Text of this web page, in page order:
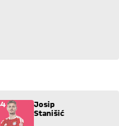
für Josip Stanišić (44)
Josip
Stanišić